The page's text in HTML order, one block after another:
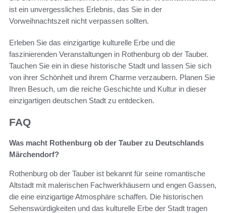
ist ein unvergessliches Erlebnis, das Sie in der
Vorweihnachtszeit nicht verpassen sollten.
Erleben Sie das einzigartige kulturelle Erbe und die
faszinierenden Veranstaltungen in Rothenburg ob der Tauber.
Tauchen Sie ein in diese historische Stadt und lassen Sie sich
von ihrer Schönheit und ihrem Charme verzaubern. Planen Sie
Ihren Besuch, um die reiche Geschichte und Kultur in dieser
einzigartigen deutschen Stadt zu entdecken.
FAQ
Was macht Rothenburg ob der Tauber zu Deutschlands
Märchendorf?
Rothenburg ob der Tauber ist bekannt für seine romantische
Altstadt mit malerischen Fachwerkhäusern und engen Gassen,
die eine einzigartige Atmosphäre schaffen. Die historischen
Sehenswürdigkeiten und das kulturelle Erbe der Stadt tragen